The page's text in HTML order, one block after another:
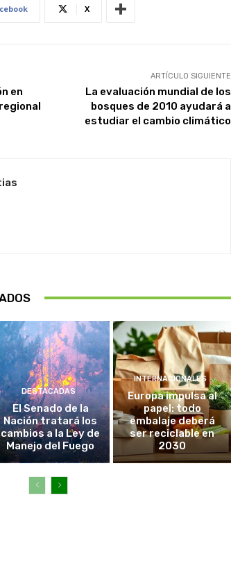
X
en
ARTÍCULO SIGUIENTE
La evaluación mundial de los
bosques de 2010 ayudará a
estudiar el cambio climático
DESTACADAS
El Senado de la
Nación tratará los
cambios a la Ley de
Manejo del Fuego
INTERNACIONALES
Europa impulsa al
papel: todo
embalaje deberá
ser reciclable en
2030